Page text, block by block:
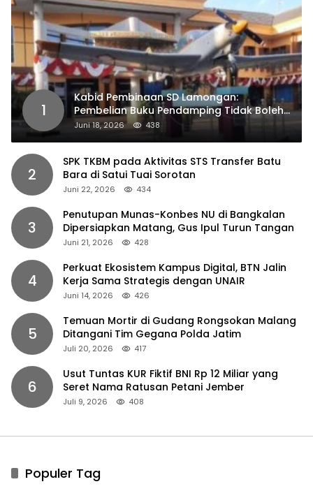
1
Kabid Pembinaan SD Lamongan:
Pembelian Buku Pendamping Tidak Boleh
Dipaksakan
Juni 18, 2026 438
2
SPK TKBM pada Aktivitas STS Transfer Batu
Bara di Satui Tuai Sorotan
Juni 22, 2026 434
3
Penutupan Munas-Konbes NU di Bangkalan
Dipersiapkan Matang, Gus Ipul Turun Tangan
Juni 21, 2026 428
4
Perkuat Ekosistem Kampus Digital, BTN Jalin
Kerja Sama Strategis dengan UNAIR
Juni 14, 2026 426
5
Temuan Mortir di Gudang Rongsokan Malang
Ditangani Tim Gegana Polda Jatim
Juli 20, 2026 417
6
Usut Tuntas KUR Fiktif BNI Rp 12 Miliar yang
Seret Nama Ratusan Petani Jember
Juli 9, 2026 408
Populer Tag